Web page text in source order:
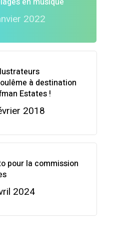
2022
à destination
Estates !
2018
pour la commission
2024